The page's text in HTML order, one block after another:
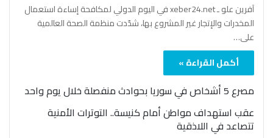
آفرين علو ـ xeber24.net في اليوم الدولي لمكافحة إساءة استعمال
المخدرات والإتجار غير المشروع بها، شدّدت منظمة الصحة العالمية
على…
أكمل القراءة »
مصرع 5 أشخاص في سوريا بحوادث منفصلة خلال يوم واحد
عقب استهداف مواطن أمام كنيسة.. التوترات الأمنية
تتصاعد في اللاذقية